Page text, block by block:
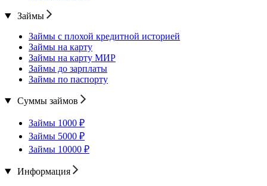
Займы
Займы с плохой кредитной историей
Займы на карту
Займы на карту МИР
Займы до зарплаты
Займы по паспорту
Суммы займов
Займы 1000 ₽
Займы 5000 ₽
Займы 10000 ₽
Информация